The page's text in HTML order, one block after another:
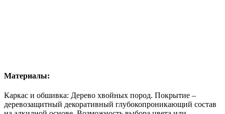
Материалы:
Каркас и обшивка: Дерево хвойных пород. Покрытие –
деревозащитный декоративный глубокопроникающий состав